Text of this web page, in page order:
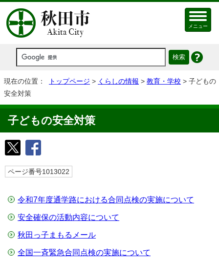
メニュー
現在の位置： トップページ > くらしの情報 > 教育・学校 > 子どもの
安全対策
子どもの安全対策
ページ番号1013022
令和7年度通学路における合同点検の実施について
安全確保の活動内容について
秋田っ子まもるメール
全国一斉緊急合同点検の実施について